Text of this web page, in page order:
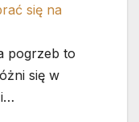
się na
pogrzeb to
się w
i…